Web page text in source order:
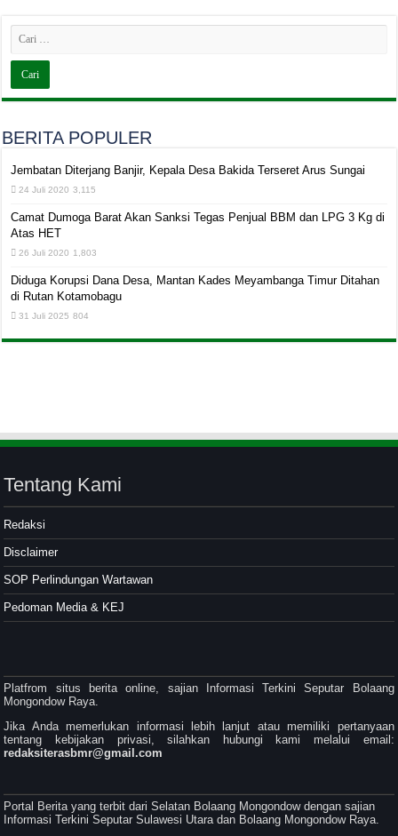
BERITA POPULER
Jembatan Diterjang Banjir, Kepala Desa Bakida Terseret Arus Sungai
24 Juli 2020 3,115
Camat Dumoga Barat Akan Sanksi Tegas Penjual BBM dan LPG 3 Kg di
Atas HET
26 Juli 2020 1,803
Diduga Korupsi Dana Desa, Mantan Kades Meyambanga Timur Ditahan
di Rutan Kotamobagu
31 Juli 2025 804
Tentang Kami
Redaksi
Disclaimer
SOP Perlindungan Wartawan
Pedoman Media & KEJ
Platfrom situs berita online, sajian Informasi Terkini Seputar Bolaang
Mongondow Raya.
Jika Anda memerlukan informasi lebih lanjut atau memiliki pertanyaan
tentang kebijakan privasi, silahkan hubungi kami melalui email:
redaksiterasbmr@gmail.com
Portal Berita yang terbit dari Selatan Bolaang Mongondow dengan sajian
Informasi Terkini Seputar Sulawesi Utara dan Bolaang Mongondow Raya.